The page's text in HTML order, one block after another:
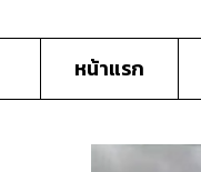
หน้าแรก